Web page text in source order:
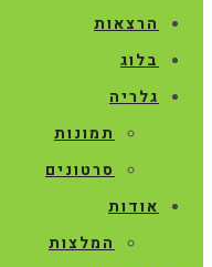
הרצאות
בלוג
גלריה
תמונות
סרטונים
אודות
המלצות